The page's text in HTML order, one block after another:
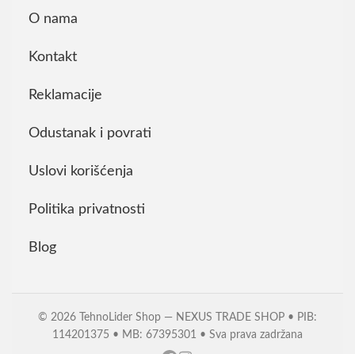
O nama
Kontakt
Reklamacije
Odustanak i povrati
Uslovi korišćenja
Politika privatnosti
Blog
© 2026 TehnoLider Shop — NEXUS TRADE SHOP • PIB:
114201375 • MB: 67395301 • Sva prava zadržana